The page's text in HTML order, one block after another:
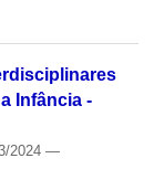
Infância -
2024 —